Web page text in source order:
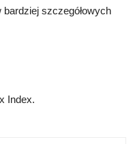
szczegółowych
Index.